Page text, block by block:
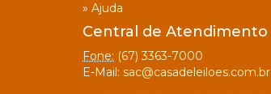
» Ajuda
Central de Atendimento
Fone: (67) 3363-7000
E-Mail: sac@casadeleiloes.com.br